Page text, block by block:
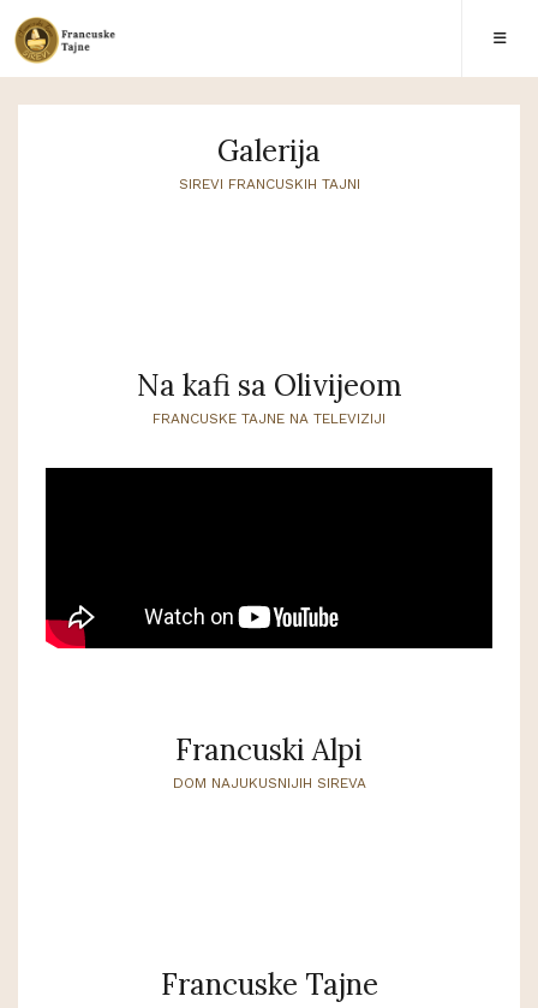
Galerija
SIREVI FRANCUSKIH TAJNI
Na kafi sa Olivijeom
FRANCUSKE TAJNE NA TELEVIZIJI
Francuski Alpi
DOM NAJUKUSNIJIH SIREVA
Francuske Tajne